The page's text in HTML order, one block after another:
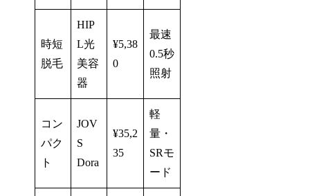
時短
脱毛
HIP
L光
美容
器
¥5,38
0
最速
0.5秒
照射
コン
パク
ト
JOV
S
Dora
¥35,2
35
軽
量・
SRモ
ード